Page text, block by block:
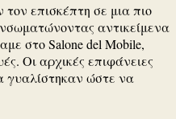
επισκέπτη σε μια πιο
αντικείμενα
στο Salone del Mobile,
Οι αρχικές επιφάνειες
γυαλίστηκαν ώστε να